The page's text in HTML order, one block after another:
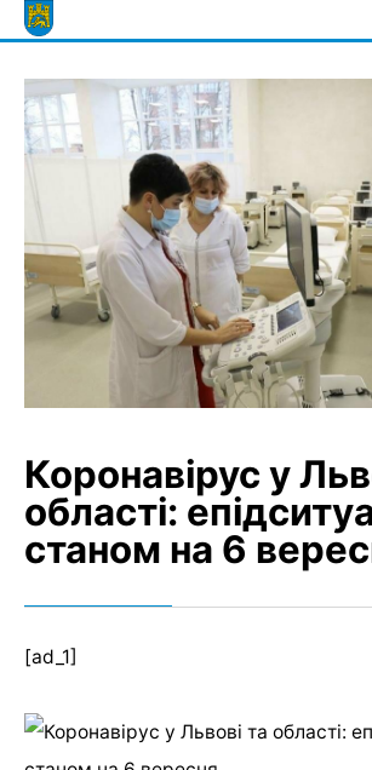
Skip
to
Коронавірус у
області:
станом на 6
[ad_1]